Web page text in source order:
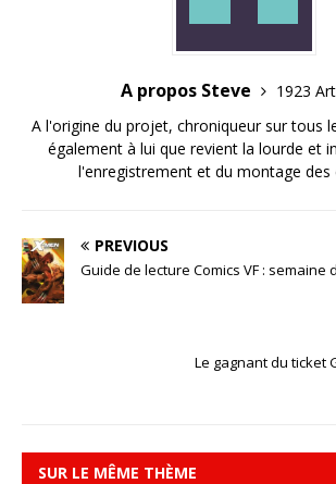
A propos Steve
1923
A l'origine du projet, chroniqueur sur tous
également à lui que revient la lourde et
l'enregistrement et du montage des
PREVIOUS
Guide de lecture Comics VF : semaine
Le gagnant du ticket
SUR LE MÊME THÈME